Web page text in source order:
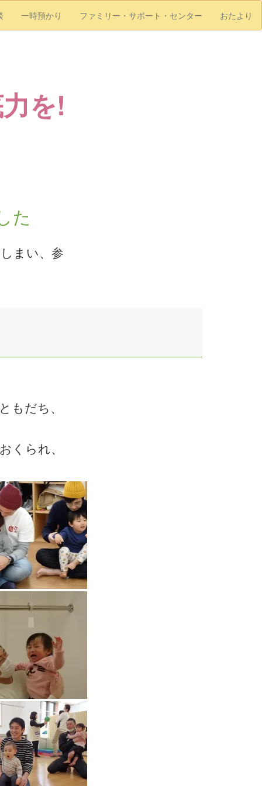
一時預かり ファミリー・サポート・センター おたより
を!
た
まい、参
だち、
くられ、